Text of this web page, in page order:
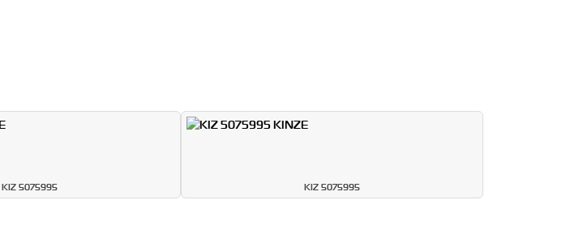
KIZ 5075995 KIZ 5075995